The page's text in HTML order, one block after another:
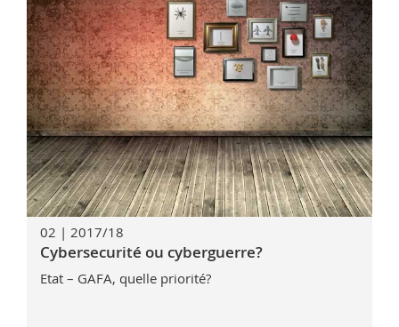
02 | 2017/18
Cybersecurité ou cyberguerre?
Etat – GAFA, quelle priorité?